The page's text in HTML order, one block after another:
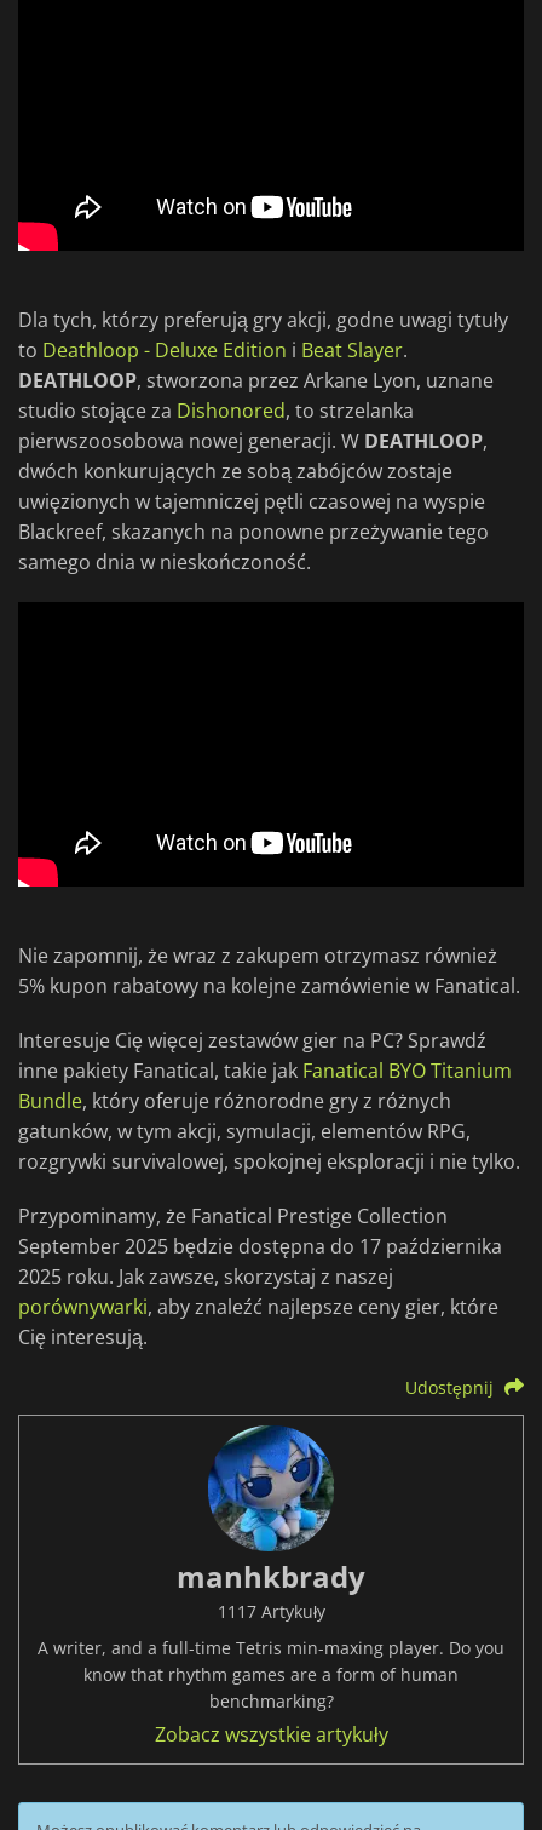
Dla tych, którzy preferują gry akcji, godne uwagi tytuły
to Deathloop - Deluxe Edition i Beat Slayer.
DEATHLOOP, stworzona przez Arkane Lyon, uznane
studio stojące za Dishonored, to strzelanka
pierwszoosobowa nowej generacji. W DEATHLOOP,
dwóch konkurujących ze sobą zabójców zostaje
uwięzionych w tajemniczej pętli czasowej na wyspie
Blackreef, skazanych na ponowne przeżywanie tego
samego dnia w nieskończoność.
Nie zapomnij, że wraz z zakupem otrzymasz również
5% kupon rabatowy na kolejne zamówienie w Fanatical.
Interesuje Cię więcej zestawów gier na PC? Sprawdź
inne pakiety Fanatical, takie jak Fanatical BYO Titanium
Bundle, który oferuje różnorodne gry z różnych
gatunków, w tym akcji, symulacji, elementów RPG,
rozgrywki survivalowej, spokojnej eksploracji i nie tylko.
Przypominamy, że Fanatical Prestige Collection
September 2025 będzie dostępna do 17 października
2025 roku. Jak zawsze, skorzystaj z naszej
porównywarki, aby znaleźć najlepsze ceny gier, które
Cię interesują.
Udostępnij
manhkbrady
1117 Artykuły
A writer, and a full-time Tetris min-maxing player. Do you
know that rhythm games are a form of human
benchmarking?
Zobacz wszystkie artykuły